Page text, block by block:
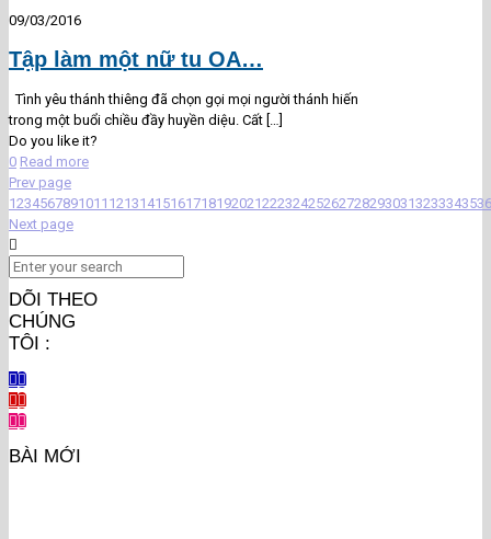
09/03/2016
Tập làm một nữ tu OA…
Tình yêu thánh thiêng đã chọn gọi mọi người thánh hiến
trong một buổi chiều đầy huyền diệu. Cất
Do you like it?
0 Read more
Prev page
1234567891011 12131415161718192021222324252627282930313233343536
Next page
DÕI THEO
CHÚNG
TÔI :
BÀI MỚI